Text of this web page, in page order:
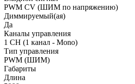
PWM СV (ШИМ по напряжению)
Диммируемый(ая)
Да
Каналы управления
1 CH (1 канал - Mono)
Тип управления
PWM (ШИМ)
Габариты
Длина